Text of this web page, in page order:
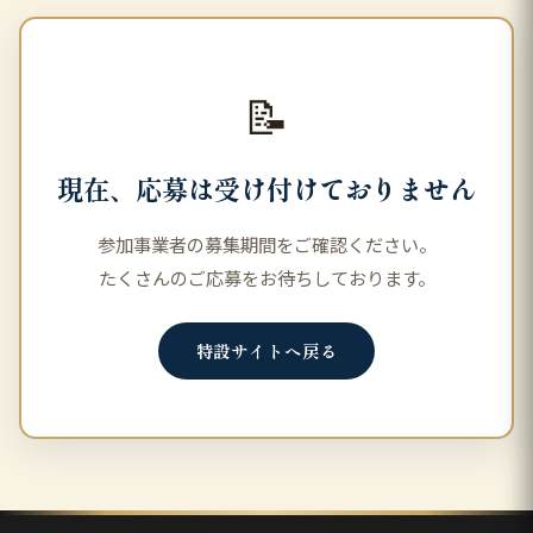
📝
現在、応募は受け付けておりません
参加事業者の募集期間をご確認ください。
たくさんのご応募をお待ちしております。
特設サイトへ戻る